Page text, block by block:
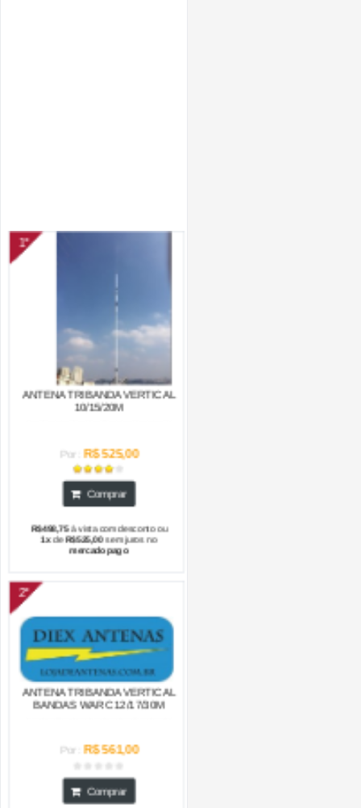
ANTENA TRIBANDA VERTICAL
Por:R$ 525,00
à vista com desconto ou
R$525,00
mercadopago
ANTENA TRIBANDA VERTICAL
BANDAS WARC 12/17/30M
Por:R$ 561,00
mercadopago